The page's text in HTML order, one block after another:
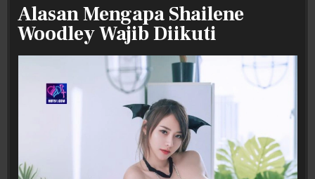
Alasan Mengapa Shailene
Woodley Wajib Diikuti